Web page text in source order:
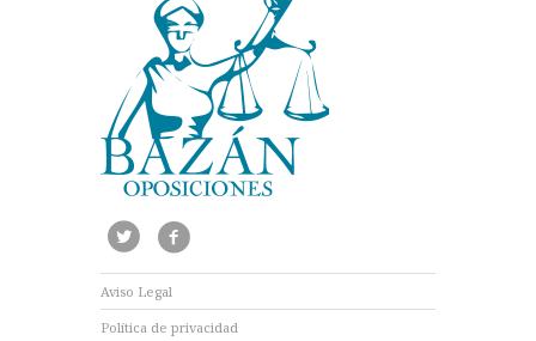
Aviso Legal
Política de privacidad